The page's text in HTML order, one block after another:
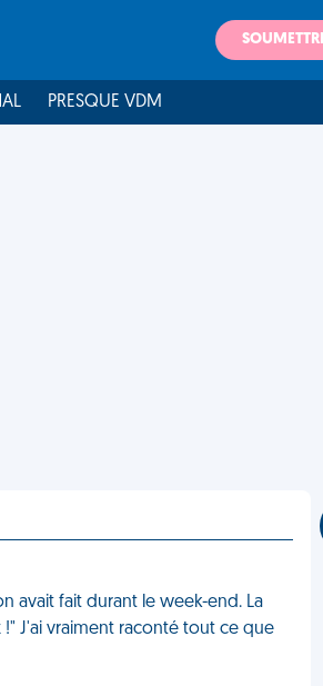
PRESQUE VDM
avait fait durant le week-end. La
J'ai vraiment raconté tout ce que